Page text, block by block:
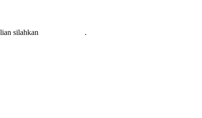
silahkan
.